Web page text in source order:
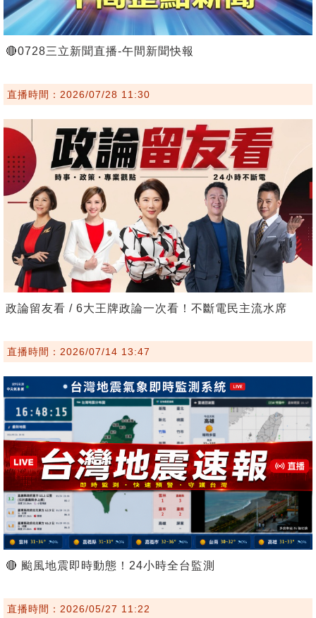
🔴0728三立新聞直播-午間新聞快報
直播時間：2026/07/28 11:30
政論留友看 / 6大王牌政論一次看！不斷電民主流水席
直播時間：2026/07/14 13:47
🔴 颱風地震即時動態！24小時全台監測
直播時間：2026/05/27 11:22